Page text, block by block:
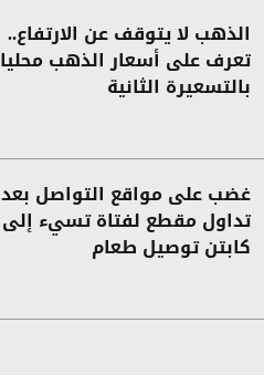
الذهب لا يتوقف عن الارتفاع..
تعرف على أسعار الذهب محليا
بالتسعيرة الثانية
غضب على مواقع التواصل بعد
تداول مقطع لفتاة تسيء إلى
كابتن توصيل طعام